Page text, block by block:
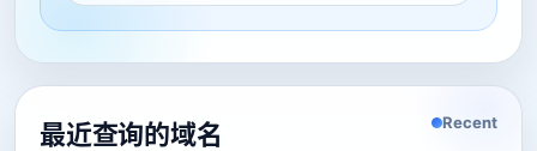
最近查询的域名 Recent